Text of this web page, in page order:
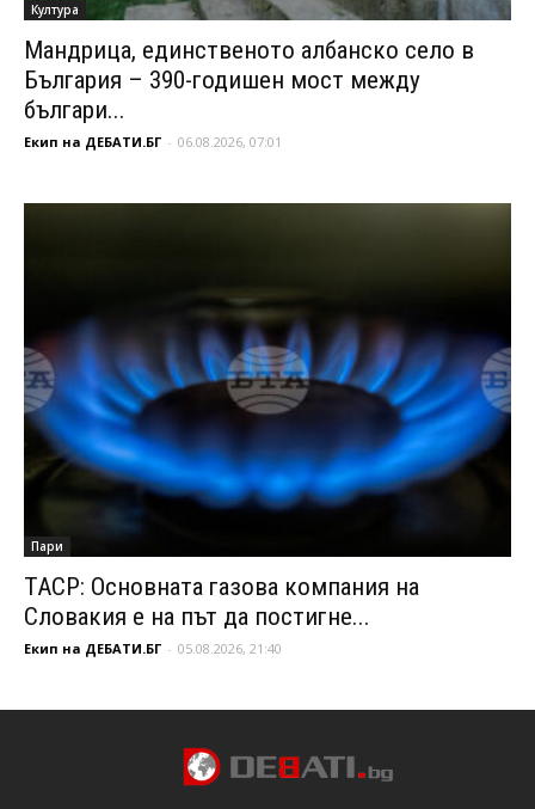
Култура
Мандрица, единственото албанско село в
България – 390-годишен мост между
българи...
Екип на ДЕБАТИ.БГ - 06.08.2026, 07:01
Пари
ТАСР: Основната газова компания на
Словакия е на път да постигне...
Екип на ДЕБАТИ.БГ - 05.08.2026, 21:40